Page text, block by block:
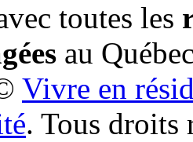
toutes les
au
Vivre en
. Tous droits